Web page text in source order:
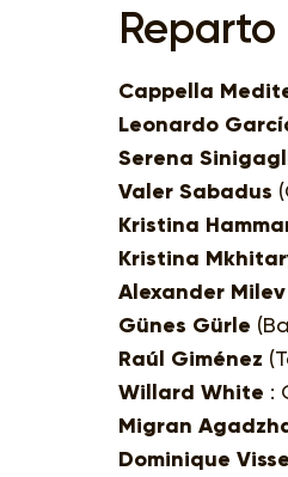
Reparto
Cappella
Leonardo
Serena
Valer Sabadus
Kristina
Kristina
Alexander Milev
Günes Gürle
Raúl Giménez
Willard White :
Migran
Dominique Visse